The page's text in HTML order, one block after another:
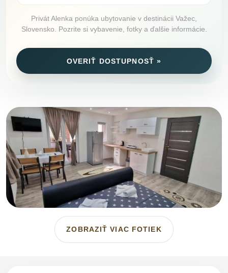
Privát Alenka ponúka ubytovanie v destinácii Važec,
Slovensko. Pozrite si vybavenie, fotky a ďalšie informácie.
OVERIŤ DOSTUPNOSŤ »
ZOBRAZIŤ VIAC FOTIEK